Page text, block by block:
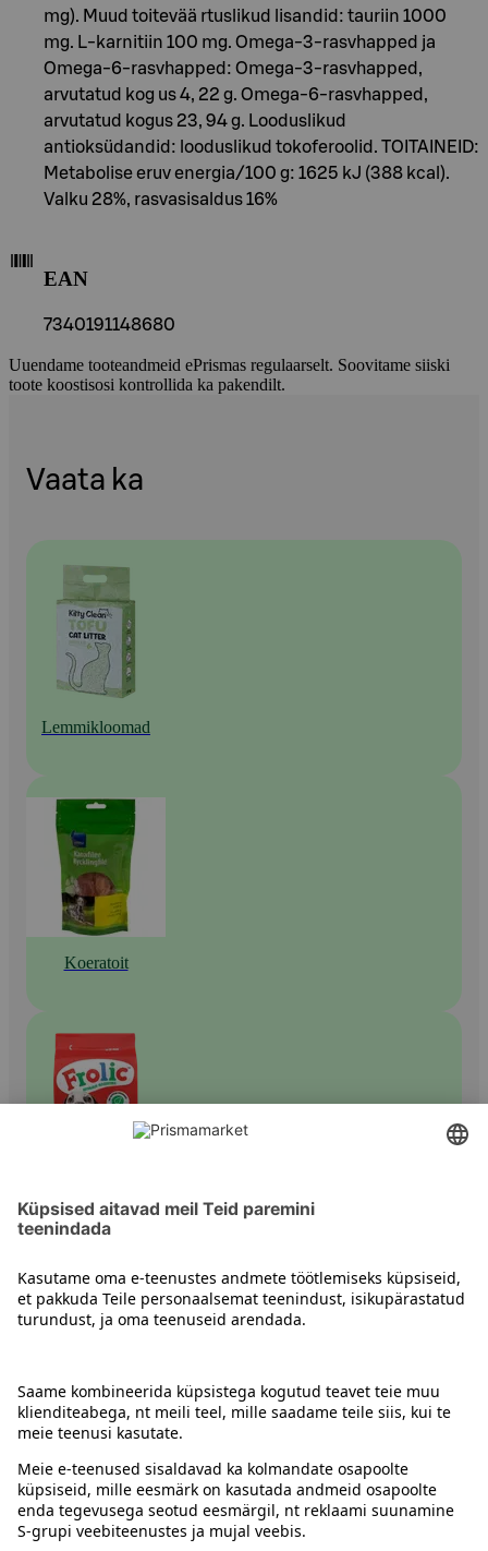
mg). Muud toitevää rtuslikud lisandid: tauriin 1000
mg. L-karnitiin 100 mg. Omega-3-rasvhapped ja
Omega-6-rasvhapped: Omega-3-rasvhapped,
arvutatud kog us 4, 22 g. Omega-6-rasvhapped,
arvutatud kogus 23, 94 g. Looduslikud
antioksüdandid: looduslikud tokoferoolid. TOITAINEID:
Metabolise eruv energia/100 g: 1625 kJ (388 kcal).
Valku 28%, rasvasisaldus 16%
EAN
7340191148680
Uuendame tooteandmeid ePrismas regulaarselt. Soovitame siiski
toote koostisosi kontrollida ka pakendilt.
Vaata ka
Lemmikloomad
Koeratoit
Kuiv koeratoit
Juhised
Tingimused